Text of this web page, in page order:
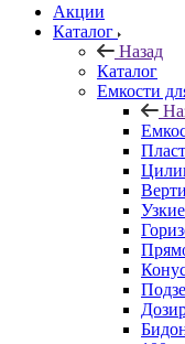
Акции
Каталог
Назад
Каталог
Емкости